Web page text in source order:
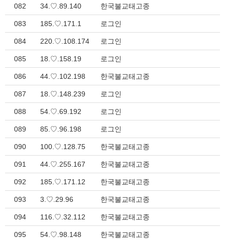
082 34.♡.89.140 한국불교태고종
083 185.♡.171.1 로그인
084 220.♡.108.174 로그인
085 18.♡.158.19 로그인
086 44.♡.102.198 한국불교태고종
087 18.♡.148.239 로그인
088 54.♡.69.192 로그인
089 85.♡.96.198 로그인
090 100.♡.128.75 한국불교태고종
091 44.♡.255.167 한국불교태고종
092 185.♡.171.12 한국불교태고종
093 3.♡.29.96 한국불교태고종
094 116.♡.32.112 한국불교태고종
095 54.♡.98.148 한국불교태고종